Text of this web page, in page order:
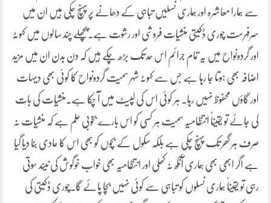
سے ہمارا معاشرہ اور ہماری نسلیں تباہی کے دھانے پر پہنچ چکی ہیں ان میں
سرفہرست چوری ڈکیتی منشیات فروشی اور رشوت ہے۔پچھلے چند سالوں میں کہوٹہ
اور گردونواح میں یہ تمام جرائم اس حد تک بڑھ چکے ہیں کہ دن بدن ان میں مزید
اضافہ بھی ہوتا جا رہا ہے جس سے کہوٹہ شہر سمیت گردونواح کا کوئی بھی دیہات
اور گاؤں محفوظ نہیں رہا۔ ہر کوئی اس کی لپیٹ میں آ چکا ہے۔منشیات کی بات
کی جائے تو یقیناً انتظامیہ سمیت ہر کسی کو اس بارے بخوبی علم ہے کہ منشیات نہ
صرف ہر گھر تک پہنچ چکی ہے بلکہ سکول کے بچوں کو بھی اس کا عادی بنا دیا گیا
ہے اگر ابھی بھی ہماری آنکھ نہ کھلی اور انتظامیہ بھی خواب خوگوش کی نیند سوتی
رہی تو یقیناً ہماری نسلوں کو تباہی سے کوئی نہیں بچا پائے گا۔چوری ڈکیتی کی